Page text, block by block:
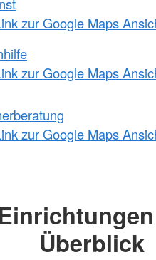
zur Google Maps
zur Google Maps
zur Google Maps
Überblick